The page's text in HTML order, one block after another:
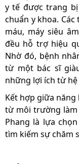
y tế được trang
chuẩn y khoa.
máu, máy siêu
đều hỗ trợ hiệu
Nhờ đó, bệnh
từ một bác sĩ
những lợi ích từ
Kết hợp giữa
từ môi trường làm
Phang là lựa
tìm kiếm sự chăm